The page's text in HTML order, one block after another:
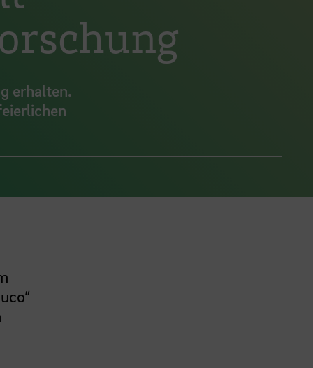
erhalten.